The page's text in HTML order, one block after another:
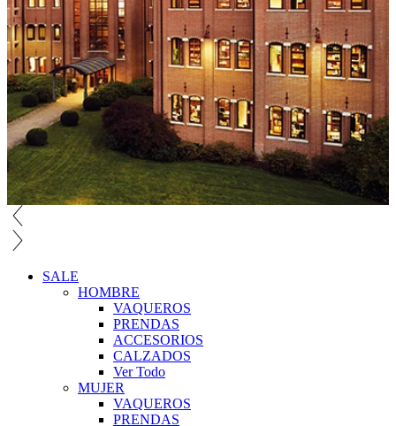
SALE
HOMBRE
VAQUEROS
PRENDAS
ACCESORIOS
CALZADOS
Ver Todo
MUJER
VAQUEROS
PRENDAS